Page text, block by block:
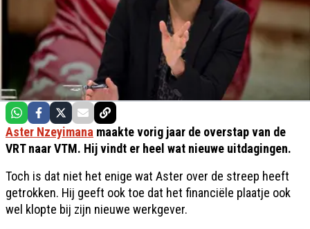
Aster Nzeyimana maakte vorig jaar de overstap van de
VRT naar VTM. Hij vindt er heel wat nieuwe uitdagingen.
Toch is dat niet het enige wat Aster over de streep heeft
getrokken. Hij geeft ook toe dat het financiële plaatje ook
wel klopte bij zijn nieuwe werkgever.